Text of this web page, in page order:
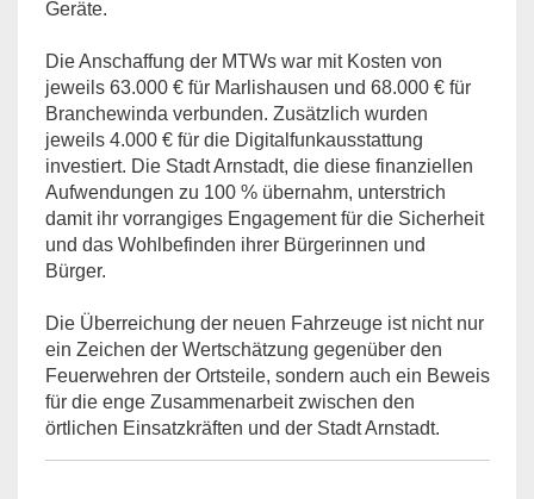
Geräte.
Die Anschaffung der MTWs war mit Kosten von
jeweils 63.000 € für Marlishausen und 68.000 € für
Branchewinda verbunden. Zusätzlich wurden
jeweils 4.000 € für die Digitalfunkausstattung
investiert. Die Stadt Arnstadt, die diese finanziellen
Aufwendungen zu 100 % übernahm, unterstrich
damit ihr vorrangiges Engagement für die Sicherheit
und das Wohlbefinden ihrer Bürgerinnen und
Bürger.
Die Überreichung der neuen Fahrzeuge ist nicht nur
ein Zeichen der Wertschätzung gegenüber den
Feuerwehren der Ortsteile, sondern auch ein Beweis
für die enge Zusammenarbeit zwischen den
örtlichen Einsatzkräften und der Stadt Arnstadt.